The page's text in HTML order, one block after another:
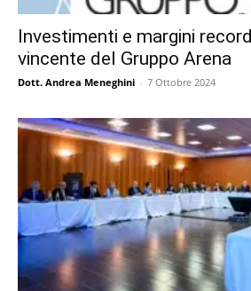
Investimenti e margini
vincente del Gruppo Arena
Dott. Andrea Meneghini - 7 Ottobre 2024